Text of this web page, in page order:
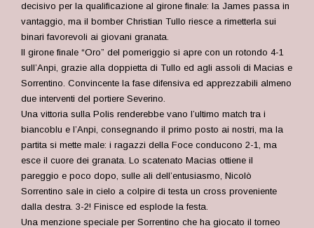
decisivo per la qualificazione al girone finale: la James passa in
vantaggio, ma il bomber Christian Tullo riesce a rimetterla sui
binari favorevoli ai giovani granata.
Il girone finale “Oro” del pomeriggio si apre con un rotondo 4-1
sull’Anpi, grazie alla doppietta di Tullo ed agli assoli di Macias e
Sorrentino. Convincente la fase difensiva ed apprezzabili almeno
due interventi del portiere Severino.
Una vittoria sulla Polis renderebbe vano l’ultimo match tra i
biancoblu e l’Anpi, consegnando il primo posto ai nostri, ma la
partita si mette male: i ragazzi della Foce conducono 2-1, ma
esce il cuore dei granata. Lo scatenato Macias ottiene il
pareggio e poco dopo, sulle ali dell’entusiasmo, Nicolò
Sorrentino sale in cielo a colpire di testa un cross proveniente
dalla destra. 3-2! Finisce ed esplode la festa.
Una menzione speciale per Sorrentino che ha giocato il torneo